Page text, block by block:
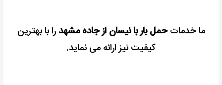
ما خدماتحمل بار با نیسان از جاده مشهدرا با بهترین
کیفیت نیز ارائه می نماید.